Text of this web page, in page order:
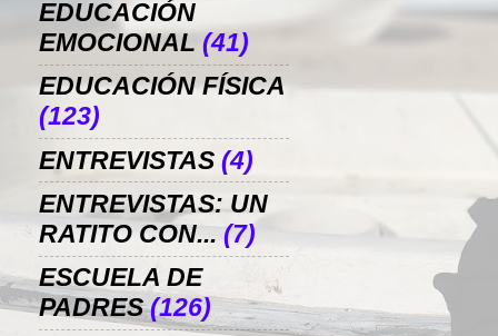
EDUCACIÓN
EMOCIONAL (41)
EDUCACIÓN FÍSICA
(123)
ENTREVISTAS (4)
ENTREVISTAS: UN
RATITO CON... (7)
ESCUELA DE
PADRES (126)